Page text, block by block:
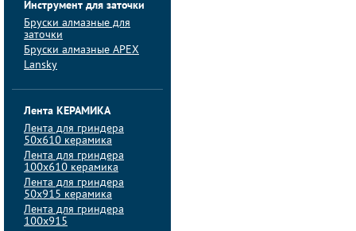
Инструмент для заточки
Бруски алмазные для
заточки
Бруски алмазные APEX
Lansky
Лента КЕРАМИКА
Лента для гриндера
50х610 керамика
Лента для гриндера
100х610 керамика
Лента для гриндера
50х915 керамика
Лента для гриндера
100х915